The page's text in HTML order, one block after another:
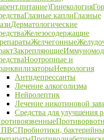
Гинекология
Глазные каплиГлазные
Дерматологические
Железосодержащие
Желчегонные
Закрепляющие
Ноотропные и
Неврология
Антидепрессанты
Лечение алкоголизма
Нейролептик
Лечение никотиновой
Средства для улучшения
Пробиотики,